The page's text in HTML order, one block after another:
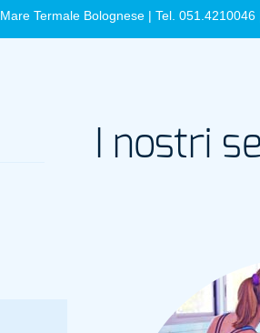
Mare Termale Bolognese | Tel. 051.4210046
I nostri